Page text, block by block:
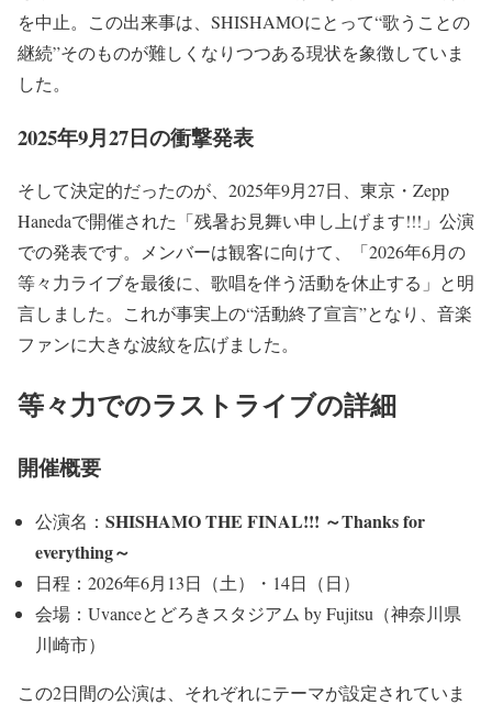
を中止。この出来事は、SHISHAMOにとって“歌うことの
継続”そのものが難しくなりつつある現状を象徴していま
した。
2025年9月27日の衝撃発表
そして決定的だったのが、2025年9月27日、東京・Zepp
Hanedaで開催された「残暑お見舞い申し上げます!!!」公演
での発表です。メンバーは観客に向けて、「2026年6月の
等々力ライブを最後に、歌唱を伴う活動を休止する」と明
言しました。これが事実上の“活動終了宣言”となり、音楽
ファンに大きな波紋を広げました。
等々力でのラストライブの詳細
開催概要
公演名： SHISHAMO THE FINAL!!! ～Thanks for
everything～
日程：2026年6月13日（土）・14日（日）
会場：Uvanceとどろきスタジアム by Fujitsu（神奈川県
川崎市）
この2日間の公演は、それぞれにテーマが設定されていま